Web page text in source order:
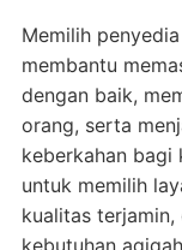
Memilih
membantu
dengan baik,
orang, serta
keberkahan bagi
untuk memilih
kualitas terjamin,
kebutuhan